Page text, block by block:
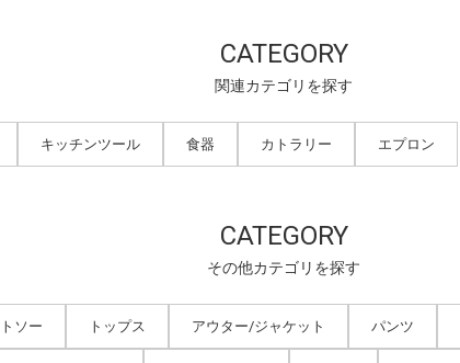
CATEGORY
関連カテゴリを探す
キッチンツール 食器 カトラリー エプロン
CATEGORY
その他カテゴリを探す
ソー トップス アウター/ジャケット パンツ